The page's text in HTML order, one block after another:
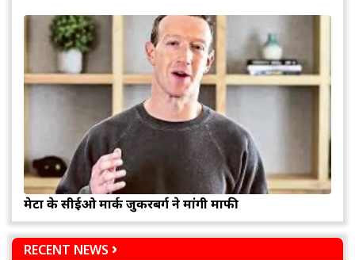
मेटा के सीईओ मार्क जुकरबर्ग ने मांगी माफी
RECENT NEWS